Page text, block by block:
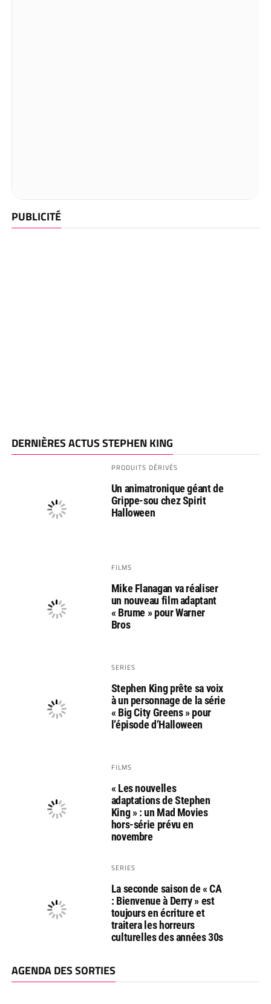
PUBLICITÉ
DERNIÈRES ACTUS STEPHEN KING
PRODUITS DÉRIVÉS
Un animatronique géant de
Grippe-sou chez Spirit
Halloween
FILMS
Mike Flanagan va réaliser
un nouveau film adaptant
« Brume » pour Warner
Bros
SERIES
Stephen King prête sa voix
à un personnage de la série
« Big City Greens » pour
l’épisode d’Halloween
FILMS
« Les nouvelles
adaptations de Stephen
King » : un Mad Movies
hors-série prévu en
novembre
SERIES
La seconde saison de « CA
: Bienvenue à Derry » est
toujours en écriture et
traitera les horreurs
culturelles des années 30s
AGENDA DES SORTIES